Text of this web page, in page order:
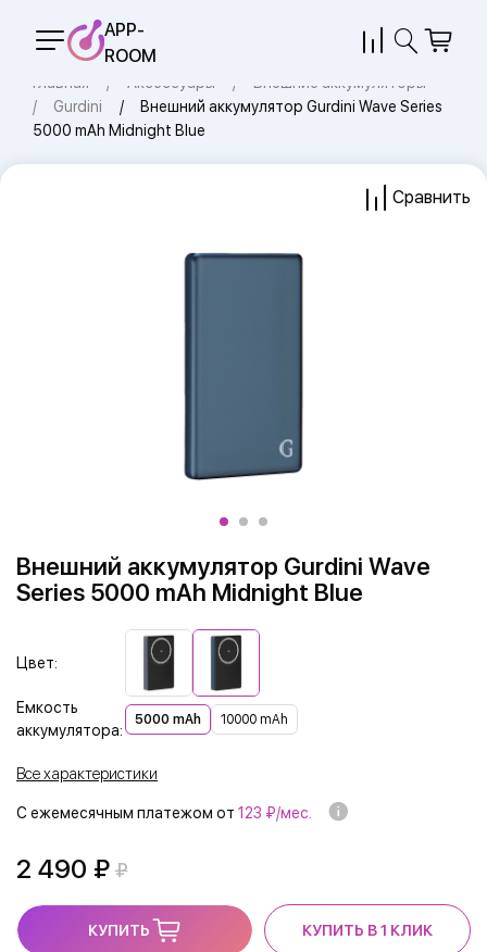
APP-
ROOM
Главная Аксессуары
Внешние аккумуляторы
Gurdini
Внешний аккумулятор Gurdini Wave Series
5000 mAh Midnight Blue
Внешний аккумулятор Gurdini Wave
Series 5000 mAh Midnight Blue
Сравнить
Цвет:
Емкость
аккумулятора:
5000 mAh 10000 mAh
Все характеристики
С ежемесячным платежом от 123 ₽/мес.
2 490
КУПИТЬ КУПИТЬ В 1 КЛИК